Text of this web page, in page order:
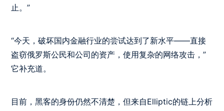
止。”
“今天，破坏国内金融行业的尝试达到了新水平——直接
盗窃俄罗斯公民和公司的资产，使用复杂的网络攻击，”
它补充道。
目前，黑客的身份仍然不清楚，但来自Elliptic的链上分析